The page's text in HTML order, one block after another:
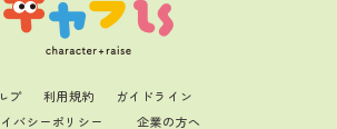
プ 利用規約
ガイドライン
バシーポリシー
企業の方へ